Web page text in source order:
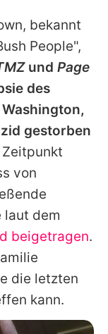
, bekannt
People",
und Page
des
gestorben
von
laut dem
beigetragen.
die letzten
kann.